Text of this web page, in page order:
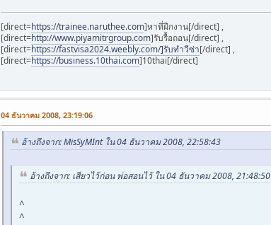
[direct=https://trainee.naruthee.com]หาที่ฝึกงาน[/direct] ,
[direct=http://www.piyamitrgroup.com]รับรื้อถอน[/direct] ,
[direct=https://fastvisa2024.weebly.com/]รับทำวีซ่า[/direct] ,
[direct=https://business.10thai.com]10thai[/direct]
04 ธันวาคม 2008, 23:19:06
อ้างถึงจาก: MisSyMInt ใน 04 ธันวาคม 2008, 22:58:43
อ้างถึงจาก: เสียวไว้ก่อน พ่อสอนไว้ ใน 04 ธันวาคม 2008, 21:48:50
^
^